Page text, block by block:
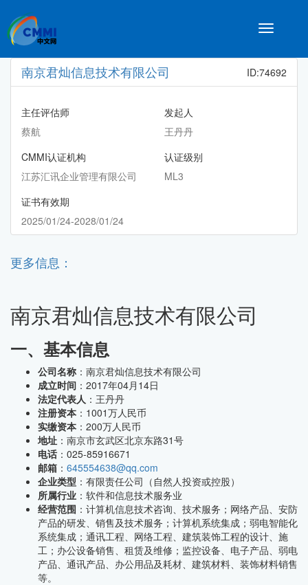
Toggle
南京君灿信息技术有限公司 ID:74692
主任评估师
蔡航
发起人
王丹丹
CMMI认证机构
江苏汇讯企业管理有限公司
认证级别
ML3
证书有效期
2025/01/24-2028/01/24
更多信息：
南京君灿信息技术有限公司
一、基本信息
公司名称 ：南京君灿信息技术有限公司
成立时间 ：2017年04月14日
法定代表人 ：王丹丹
注册资本 ：1001万人民币
实缴资本 ：200万人民币
地址 ：南京市玄武区北京东路31号
电话 ：025-85916671
邮箱 ： 645554638@qq.com
企业类型 ：有限责任公司（自然人投资或控股）
所属行业 ：软件和信息技术服务业
经营范围 ：计算机信息技术咨询、技术服务；网络产品、安防
产品的研发、销售及技术服务；计算机系统集成；弱电智能化
系统集成；通讯工程、网络工程、建筑装饰工程的设计、施
工；办公设备销售、租赁及维修；监控设备、电子产品、弱电
产品、通讯产品、办公用品及耗材、建筑材料、装饰材料销售
等。